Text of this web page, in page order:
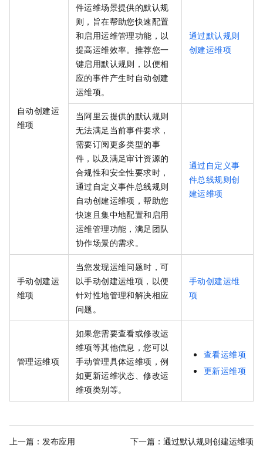
自动创建运
维项
件运维场景提供的默认规
则，旨在帮助您快速配置
和启用运维管理功能，以
提高运维效率。推荐您一
键启用默认规则，以便相
应的事件产生时自动创建
运维项。
通过默认规则
创建运维项
当阿里云提供的默认规则
无法满足当前事件要求，
需要订阅更多类型的事
件，以及满足审计资源的
合规性和安全性要求时，
通过自定义事件总线规则
自动创建运维项，帮助您
快速且集中地配置和启用
运维管理功能，满足团队
协作场景的需求。
通过自定义事
件总线规则创
建运维项
手动创建运
维项
当您发现运维问题时，可
以手动创建运维项，以便
针对性地管理和解决相应
问题。
手动创建运维
项
管理运维项
如果您需要查看或修改运
维项等其他信息，您可以
手动管理具体运维项，例
如更新运维状态、修改运
维项类别等。
查看运维项
更新运维项
上一篇： 发布应用 下一篇： 通过默认规则创建运维项